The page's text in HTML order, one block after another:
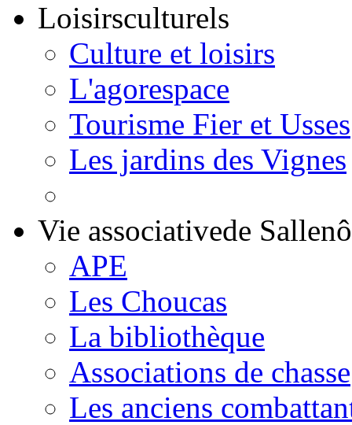
Loisirsculturels
Culture et loisirs
L'agorespace
Tourisme Fier et Usses
Les jardins des Vignes
Vie associativede
APE
Les Choucas
La bibliothèque
Associations de chasse
Les anciens